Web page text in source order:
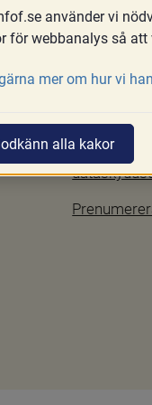
använder vi
för webbanalys så
mer om hur vi
alla kakor